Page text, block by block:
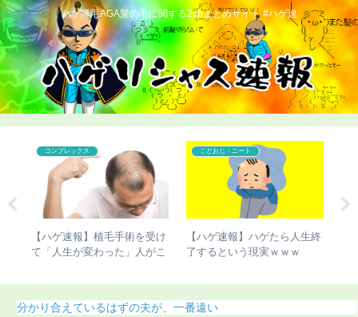
ハゲ薄毛AGA髪の毛に関する2chまとめサイト #ハゲ速
ハゲ
【ハゲ速報】デビッド・ベッ
カムさん、ベッカムヘアが進
こどおじ・ニート
【ハゲ速報】かまいたち濱
家、ナチュラルにハゲる（画
分かり合えているはずの夫が、一番遠い